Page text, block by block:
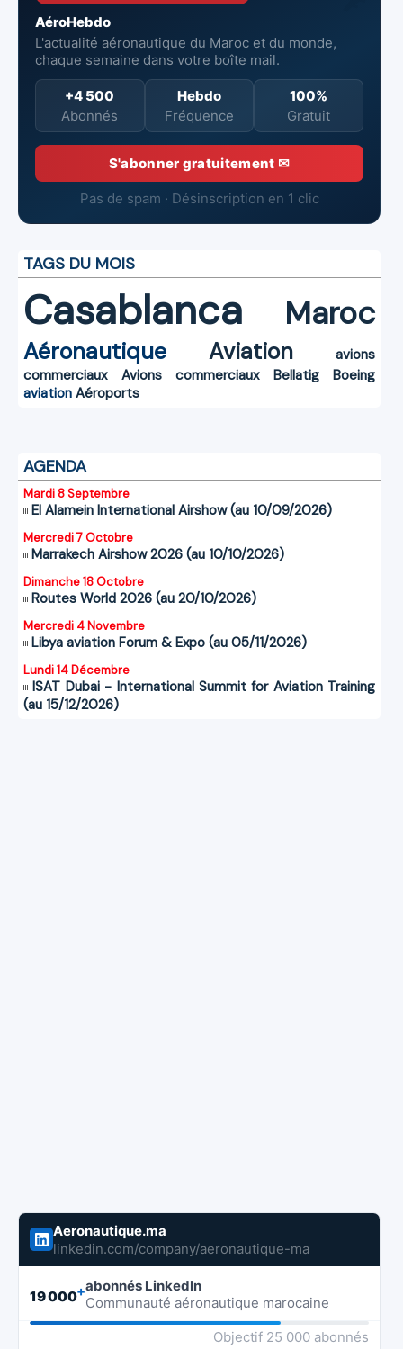
AéroHebdo
L'actualité aéronautique du Maroc et du monde,
chaque semaine dans votre boîte mail.
+4 500
Abonnés
Hebdo
Fréquence
100%
Gratuit
S'abonner gratuitement ✉
Pas de spam · Désinscription en 1 clic
TAGS DU MOIS
Casablanca Maroc
Aéronautique Aviation
avions
commerciaux
Avions commerciaux Bellatig
Boeing
aviation Aéroports
AGENDA
Mardi 8 Septembre
El Alamein International Airshow (au 10/09/2026)
Mercredi 7 Octobre
Marrakech Airshow 2026 (au 10/10/2026)
Dimanche 18 Octobre
Routes World 2026 (au 20/10/2026)
Mercredi 4 Novembre
Libya aviation Forum & Expo (au 05/11/2026)
Lundi 14 Décembre
ISAT Dubai - International Summit for Aviation Training
(au 15/12/2026)
Aeronautique.ma
linkedin.com/company/aeronautique-ma
19 000+abonnés LinkedIn
Communauté aéronautique marocaine
Objectif 25 000 abonnés